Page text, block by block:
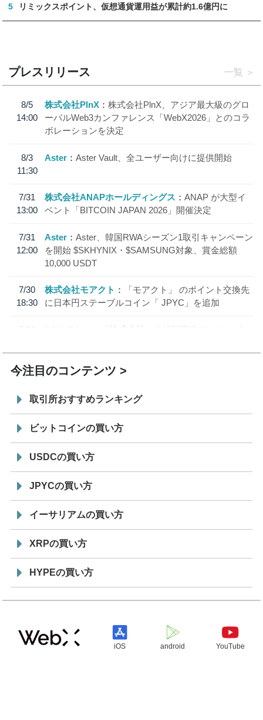
5 リミックスポイント、仮想通貨運用益が累計約1.6億円に
プレスリリース 一覧
8/5
14:00
株式会社PlnX
株式会社PlnX、アジア最大級のグロ
ーバルWeb3カンファレンス「WebX2026」とのコラ
ボレーションを決定
8/3
11:30
Aster Aster Vault、全ユーザー向けに提供開始
7/31
13:00
株式会社ANAPホールディングス
ANAP が大型イ
ベント「BITCOIN JAPAN 2026」開催決定
7/31
12:00
Aster
Aster、韓国RWAシーズン1取引キャンペーン
を開始 $SKHYNIX・$SAMSUNG対象、賞金総額
10,000 USDT
7/30
18:30
株式会社モアクト
「モアクト」 のポイント交換先
に日本円ステーブルコイン「 JPYC」を追加
7/29
SBI VCトレード株式会社
信託型円建てステーブル
今注目のコンテンツ
取引所おすすめランキング
ビットコインの買い方
USDCの買い方
JPYCの買い方
イーサリアムの買い方
XRPの買い方
HYPEの買い方
iOS android YouTube